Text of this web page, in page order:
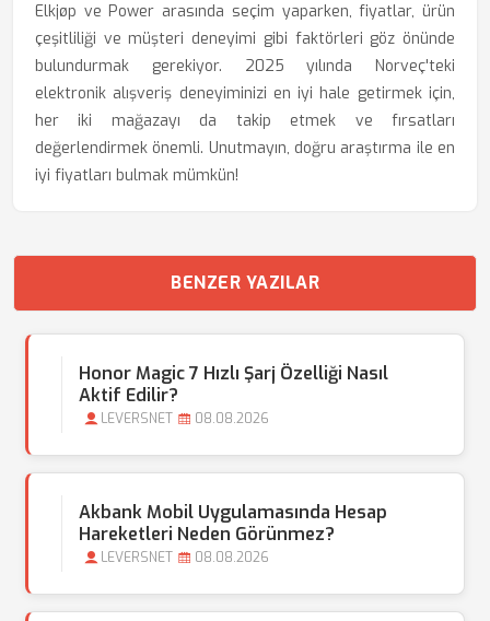
Elkjøp ve Power arasında seçim yaparken, fiyatlar, ürün
çeşitliliği ve müşteri deneyimi gibi faktörleri göz önünde
bulundurmak gerekiyor. 2025 yılında Norveç'teki
elektronik alışveriş deneyiminizi en iyi hale getirmek için,
her iki mağazayı da takip etmek ve fırsatları
değerlendirmek önemli. Unutmayın, doğru araştırma ile en
iyi fiyatları bulmak mümkün!
BENZER YAZILAR
Honor Magic 7 Hızlı Şarj Özelliği Nasıl
Aktif Edilir?
LEVERSNET 08.08.2026
Akbank Mobil Uygulamasında Hesap
Hareketleri Neden Görünmez?
LEVERSNET 08.08.2026